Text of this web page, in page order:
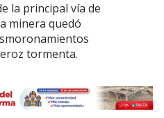
la principal vía de
minera quedó
tormenta.